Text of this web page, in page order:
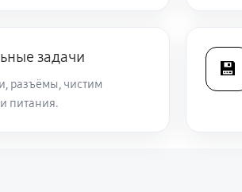
SV-S1512X1R
задачи
разъёмы, чистим
питания.
💾